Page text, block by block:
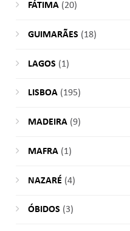
FÁTIMA(20)
GUIMARÃES (18)
LAGOS (1)
LISBOA(195)
MADEIRA(9)
MAFRA(1)
NAZARÉ (4)
ÓBIDOS (3)